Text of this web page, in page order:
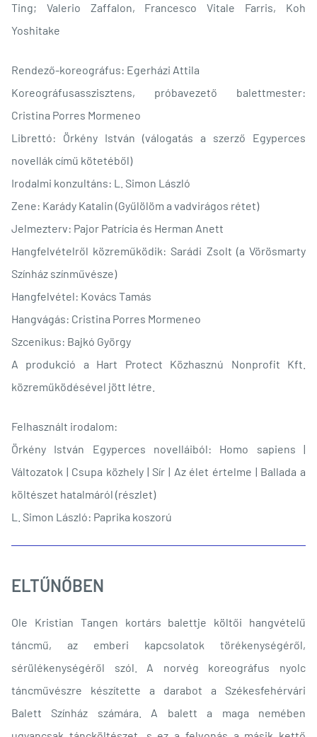
Ting; Valerio Zaffalon, Francesco Vitale Farris, Koh
Yoshitake
Rendező-koreográfus: Egerházi Attila
Koreográfusasszisztens, próbavezető balettmester:
Cristina Porres Mormeneo
Librettó: Örkény István (válogatás a szerző Egyperces
novellák című kötetéből)
Irodalmi konzultáns: L. Simon László
Zene: Karády Katalin (Gyűlölöm a vadvirágos rétet)
Jelmezterv: Pajor Patrícia és Herman Anett
Hangfelvételről közreműködik: Sarádi Zsolt (a Vörösmarty
Színház színművésze)
Hangfelvétel: Kovács Tamás
Hangvágás: Cristina Porres Mormeneo
Szcenikus: Bajkó György
A produkció a Hart Protect Közhasznú Nonprofit Kft.
közreműködésével jött létre.
Felhasznált irodalom:
Örkény István Egyperces novelláiból: Homo sapiens |
Változatok | Csupa közhely | Sír | Az élet értelme | Ballada a
költészet hatalmáról (részlet)
L. Simon László: Paprika koszorú
ELTŰNŐBEN
Ole Kristian Tangen kortárs balettje költői hangvételű
táncmű, az emberi kapcsolatok törékenységéről,
sérülékenységéről szól. A norvég koreográfus nyolc
táncművészre készítette a darabot a Székesfehérvári
Balett Színház számára. A balett a maga nemében